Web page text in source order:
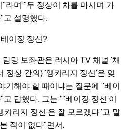
라며 "두 정상이 차를 마시며 가
고 설명했다.
이징 정신?
당 보좌관은 러시아 TV 채널 '채
정상 간의) '앵커리지 정신'은 잊
기해야 할 때이냐는 질문에 "베이
답했다. 그는 "''베이징 정신'이
커리지 정신'은 잘 모르겠다"고 말
적이 없다"면서.